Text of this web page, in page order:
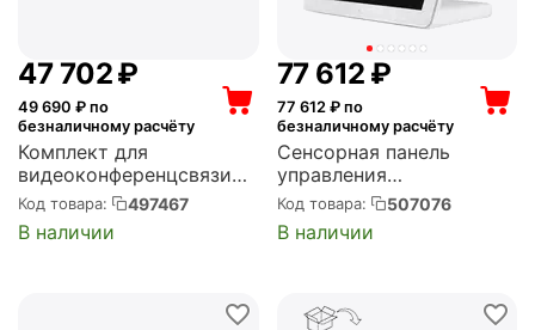
47 702₽
49 690 ₽ по
безналичному расчёту
Комплект для
видеоконференцсвязи
FANVIL Linkvil CA400 All-
in-one решение для ВКС:
MS10+RC10+CM70; 4K
Код товара: 497467
В наличии
77 612 ₽
77 612₽ по
безналичному расчёту
Сенсорная панель
управления
SMARTMEDIA (TP-101)
Код товара: 507076
В наличии